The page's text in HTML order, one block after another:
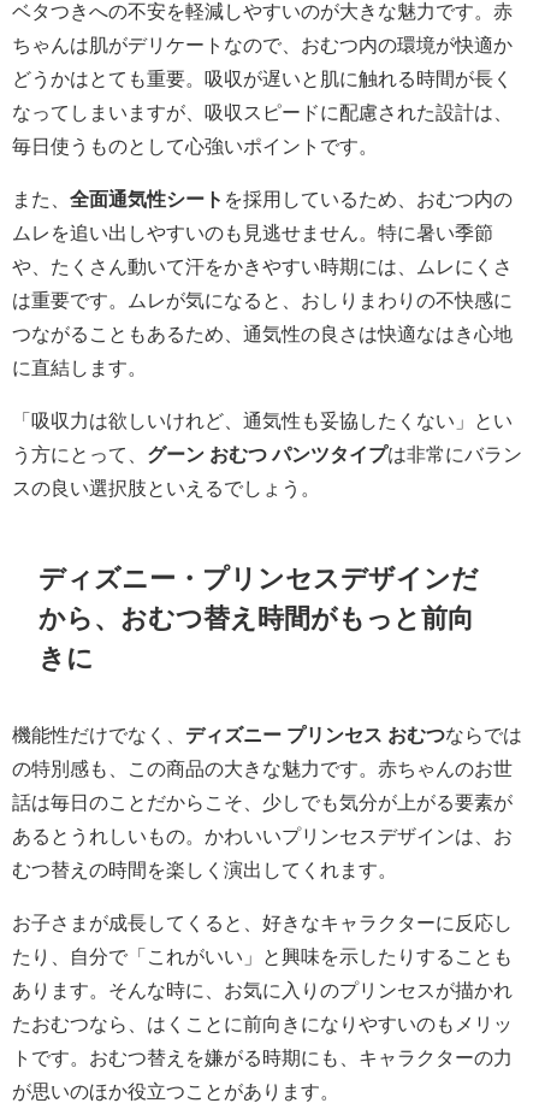
ベタつきへの不安を軽減しやすいのが大きな魅力です。赤
ちゃんは肌がデリケートなので、おむつ内の環境が快適か
どうかはとても重要。吸収が遅いと肌に触れる時間が長く
なってしまいますが、吸収スピードに配慮された設計は、
毎日使うものとして心強いポイントです。
また、 全面通気性シート を採用しているため、おむつ内の
ムレを追い出しやすいのも見逃せません。特に暑い季節
や、たくさん動いて汗をかきやすい時期には、ムレにくさ
は重要です。ムレが気になると、おしりまわりの不快感に
つながることもあるため、通気性の良さは快適なはき心地
に直結します。
「吸収力は欲しいけれど、通気性も妥協したくない」とい
う方にとって、 グーン おむつ パンツタイプは非常にバラン
スの良い選択肢といえるでしょう。
ディズニー・プリンセスデザインだ
から、おむつ替え時間がもっと前向
きに
機能性だけでなく、 ディズニー プリンセス おむつならでは
の特別感も、この商品の大きな魅力です。赤ちゃんのお世
話は毎日のことだからこそ、少しでも気分が上がる要素が
あるとうれしいもの。かわいいプリンセスデザインは、お
むつ替えの時間を楽しく演出してくれます。
お子さまが成長してくると、好きなキャラクターに反応し
たり、自分で「これがいい」と興味を示したりすることも
あります。そんな時に、お気に入りのプリンセスが描かれ
たおむつなら、はくことに前向きになりやすいのもメリッ
トです。おむつ替えを嫌がる時期にも、キャラクターの力
が思いのほか役立つことがあります。